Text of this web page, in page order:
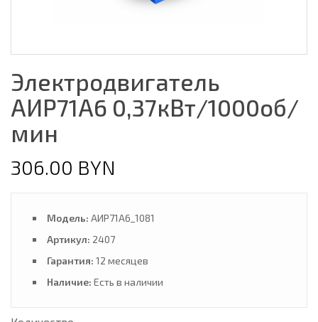
Электродвигатель
АИР71А6 0,37кВт/1000об/
мин
306.00 BYN
Модель: АИР71А6_1081
Артикул: 2407
Гарантия: 12 месяцев
Наличие: Есть в наличии